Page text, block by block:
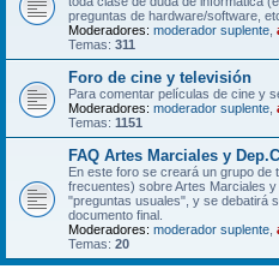
preguntas de hardware/software,
Moderadores: moderador suplente
Temas: 311
Foro de cine y televisión
Para comentar películas de cine y
Moderadores: moderador suplente
Temas: 1151
FAQ Artes Marciales y
En este foro se creará un grupo de
frecuentes) sobre Artes Marciales
"preguntas usuales", y se debatirá
documento final.
Moderadores: moderador suplente
Temas: 20